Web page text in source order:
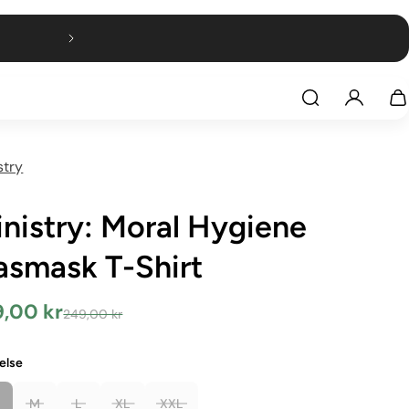
Moral Hygiene
T-Shirt
kr249,00 kr
Sort
M L XL XXL